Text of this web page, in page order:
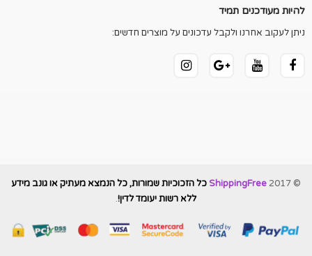
להיות מעודכנים תמיד
ניתן לעקוב אחרנו ולקבל עדכונים על מוצרים חדשים:
© 2017
ShippingFreeכל הזכוכיות שמורות, כל הנמצא מעתיק או גונב מידע
ללא רשות יעומד לדין!.